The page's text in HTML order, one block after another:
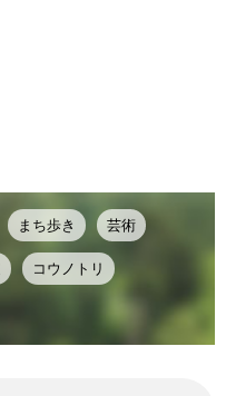
まち歩き 芸術
コウノトリ